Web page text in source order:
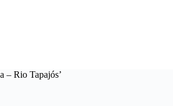
– Rio Tapajós’